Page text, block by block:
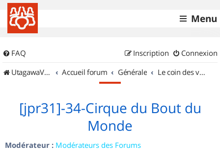
Menu
FAQ Connexion
Inscription
UtagawaVTT (Randos VTT et VTTAE avec traces GPS)
Accueil forum Générale Le coin des vidéastes
[jpr31]-34-Cirque du Bout du
Monde
Modérateur : Modérateurs des Forums